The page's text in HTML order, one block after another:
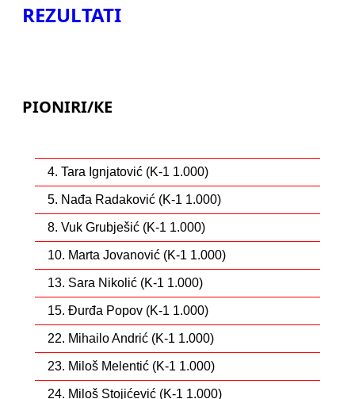
REZULTATI
PIONIRI/КЕ
4. Tara Ignjatović (K-1 1.000)
5. Nađa Radaković (K-1 1.000)
8. Vuk Grubješić (K-1 1.000)
10. Marta Jovanović (K-1 1.000)
13. Sara Nikolić (K-1 1.000)
15. Đurđa Popov (K-1 1.000)
22. Mihailo Andrić (K-1 1.000)
23. Miloš Melentić (K-1 1.000)
24. Miloš Stojićević (K-1 1.000)